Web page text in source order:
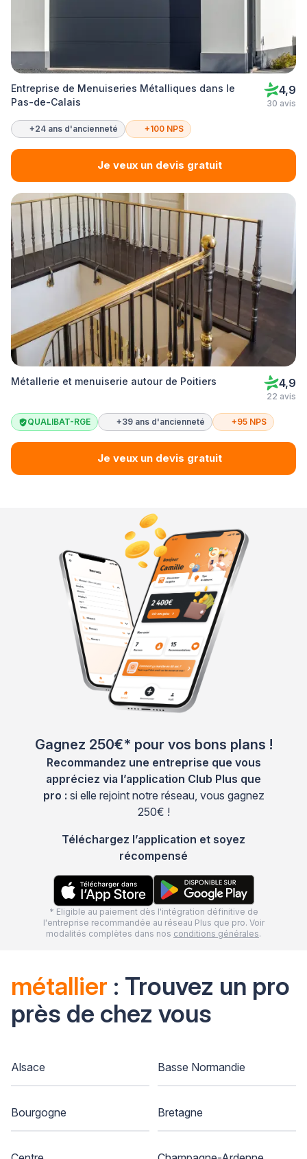
Entreprise de Menuiseries Métalliques dans le
Pas-de-Calais
4,9
30 avis
+24 ans d'ancienneté +100 NPS
Je veux un devis gratuit
Métallerie et menuiserie autour de Poitiers 4,9
22 avis
QUALIBAT-RGE +39 ans d'ancienneté +95 NPS
Je veux un devis gratuit
Gagnez 250€* pour vos bons plans !
Recommandez une entreprise que vous
appréciez via l’application Club Plus que
pro : si elle rejoint notre réseau, vous gagnez
250€ !
Téléchargez l’application et soyez
récompensé
* Eligible au paiement dès l'intégration définitive de
l'entreprise recommandée au réseau Plus que pro. Voir
modalités complètes dans nos conditions générales.
métallier : Trouvez un pro
près de chez vous
Alsace Basse Normandie
Bourgogne Bretagne